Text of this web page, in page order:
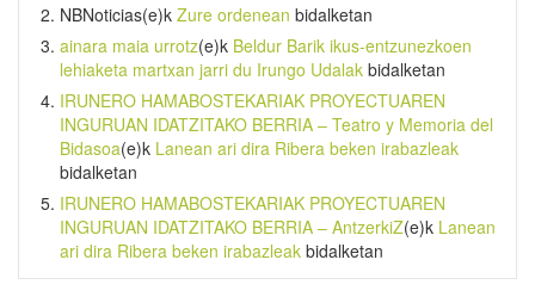
NBNoticias(e)k Zure ordenean bidalketan
ainara maia urrotz(e)k Beldur Barik ikus-entzunezkoen
lehiaketa martxan jarri du Irungo Udalak bidalketan
IRUNERO HAMABOSTEKARIAK PROYECTUAREN
INGURUAN IDATZITAKO BERRIA – Teatro y Memoria del
Bidasoa(e)k Lanean ari dira Ribera beken irabazleak
bidalketan
IRUNERO HAMABOSTEKARIAK PROYECTUAREN
INGURUAN IDATZITAKO BERRIA – AntzerkiZ(e)k Lanean
ari dira Ribera beken irabazleak bidalketan